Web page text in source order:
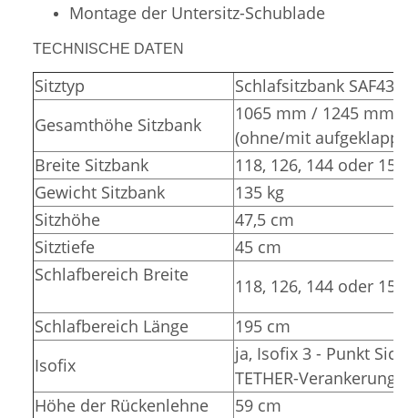
Montage der Untersitz-Schublade
TECHNISCHE DATEN
Sitztyp
Schlafsitzbank SAF43
Gesamthöhe Sitzbank
1065 mm / 1245 mm
(ohne/mit
Breite Sitzbank
118, 126, 144 oder
Gewicht Sitzbank
135 kg
Sitzhöhe
47,5 cm
Sitztiefe
45 cm
Schlafbereich Breite
118, 126, 144 oder
Schlafbereich Länge
195 cm
Isofix
ja, Isofix 3 - Punkt
TETHER-
Höhe der Rückenlehne
59 cm